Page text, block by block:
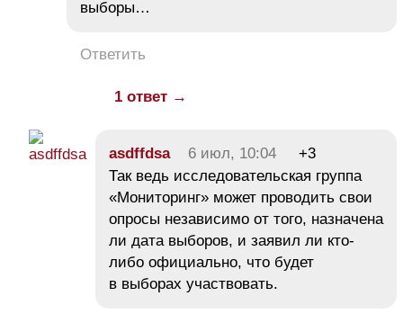
выборы…
Ответить
1 ответ →
asdffdsa 6 июл, 10:04
+3
Так ведь исследовательская группа
«Мониторинг» может проводить свои
опросы независимо от того, назначена
ли дата выборов, и заявил ли кто-
либо официально, что будет
в выборах участвовать.